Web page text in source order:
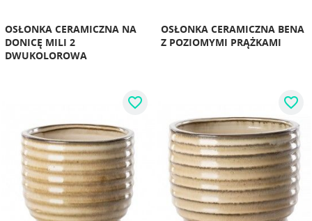
OSŁONKA CERAMICZNA NA
DONICĘ MILI 2
DWUKOLOROWA
OSŁONKA CERAMICZNA BENA
Z POZIOMYMI PRĄŻKAMI
favorite_border favorite_border